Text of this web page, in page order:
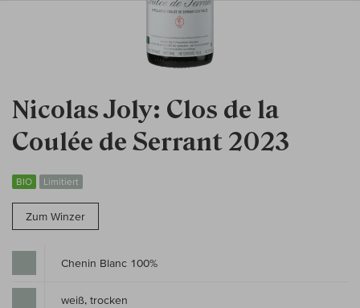
Nicolas Joly: Clos de la
Coulée de Serrant 2023
BIO Limitiert
Zum Winzer
Chenin Blanc 100%
weiß, trocken